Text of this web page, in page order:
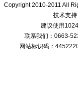
Copyright 2010-2011 All
技术支
建议使用
联系我们：0663-
网站标识码：